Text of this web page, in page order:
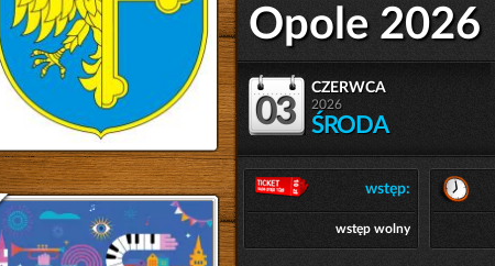
Opole 2026
03
czerwca
2026
ŚRODA
wstęp:
wstęp wolny